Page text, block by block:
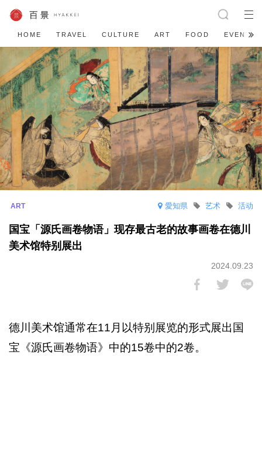
HOME TRAVEL CULTURE ART FOOD EVENT
愛知県 活动
艺术
国宝「源氏画卷物语」现存最古老的故事画卷在德川
美术馆特别展出
2024.09.23
德川美术馆通常在11月以特别展览的形式展出国
宝《源氏画卷物语》中的15卷中的2卷。